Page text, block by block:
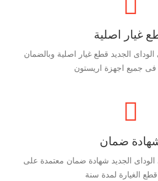
غيار اصلية
الجديد قطع غيار اصلية وبالضمان
فى جميع اجهزة اريستون
ضمان
الجديد شهادة ضمان معتمدة على
الغيارة لمدة سنة